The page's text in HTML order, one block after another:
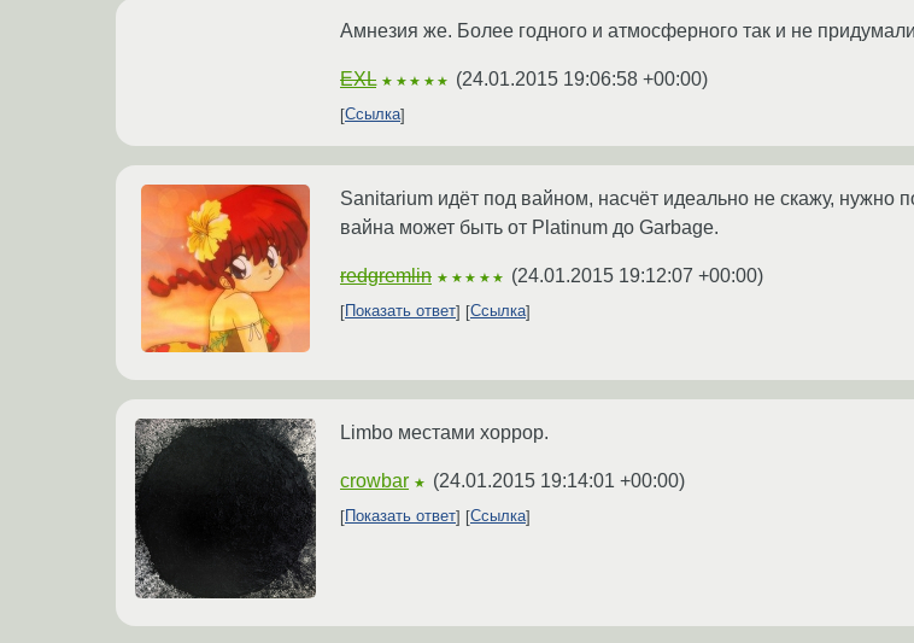
Амнезия же. Более годного и атмосферного так и не
EXL ★★★★★ (24.01.2015 19:06:58 +00:00)
Ссылка
Sanitarium идёт под вайном, насчёт идеально не скажу,
вайна может быть от Platinum до Garbage.
redgremlin ★★★★★ (24.01.2015 19:12:07 +00:00)
Показать ответ Ссылка
Limbo местами хоррор.
crowbar ★ (24.01.2015 19:14:01 +00:00)
Показать ответ Ссылка